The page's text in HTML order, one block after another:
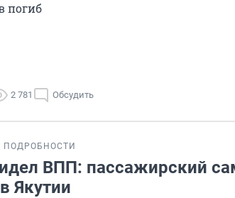
погиб
2 781 Обсудить
ПОДРОБНОСТИ
ВПП: пассажирский
Якутии